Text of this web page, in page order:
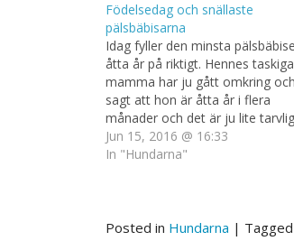
Födelsedag och snällaste
pälsbäbisarna
Idag fyller den minsta
åtta år på riktigt. Hennes taskiga
mamma har ju gått omkring och
sagt att hon är åtta år i flera
månader och det är ju lite
att öka på en dams ålder i
I present fick hon extra god
Jun 15, 2016 @ 16:33
In "Hundarna"
Posted in Hundarna | Tagged